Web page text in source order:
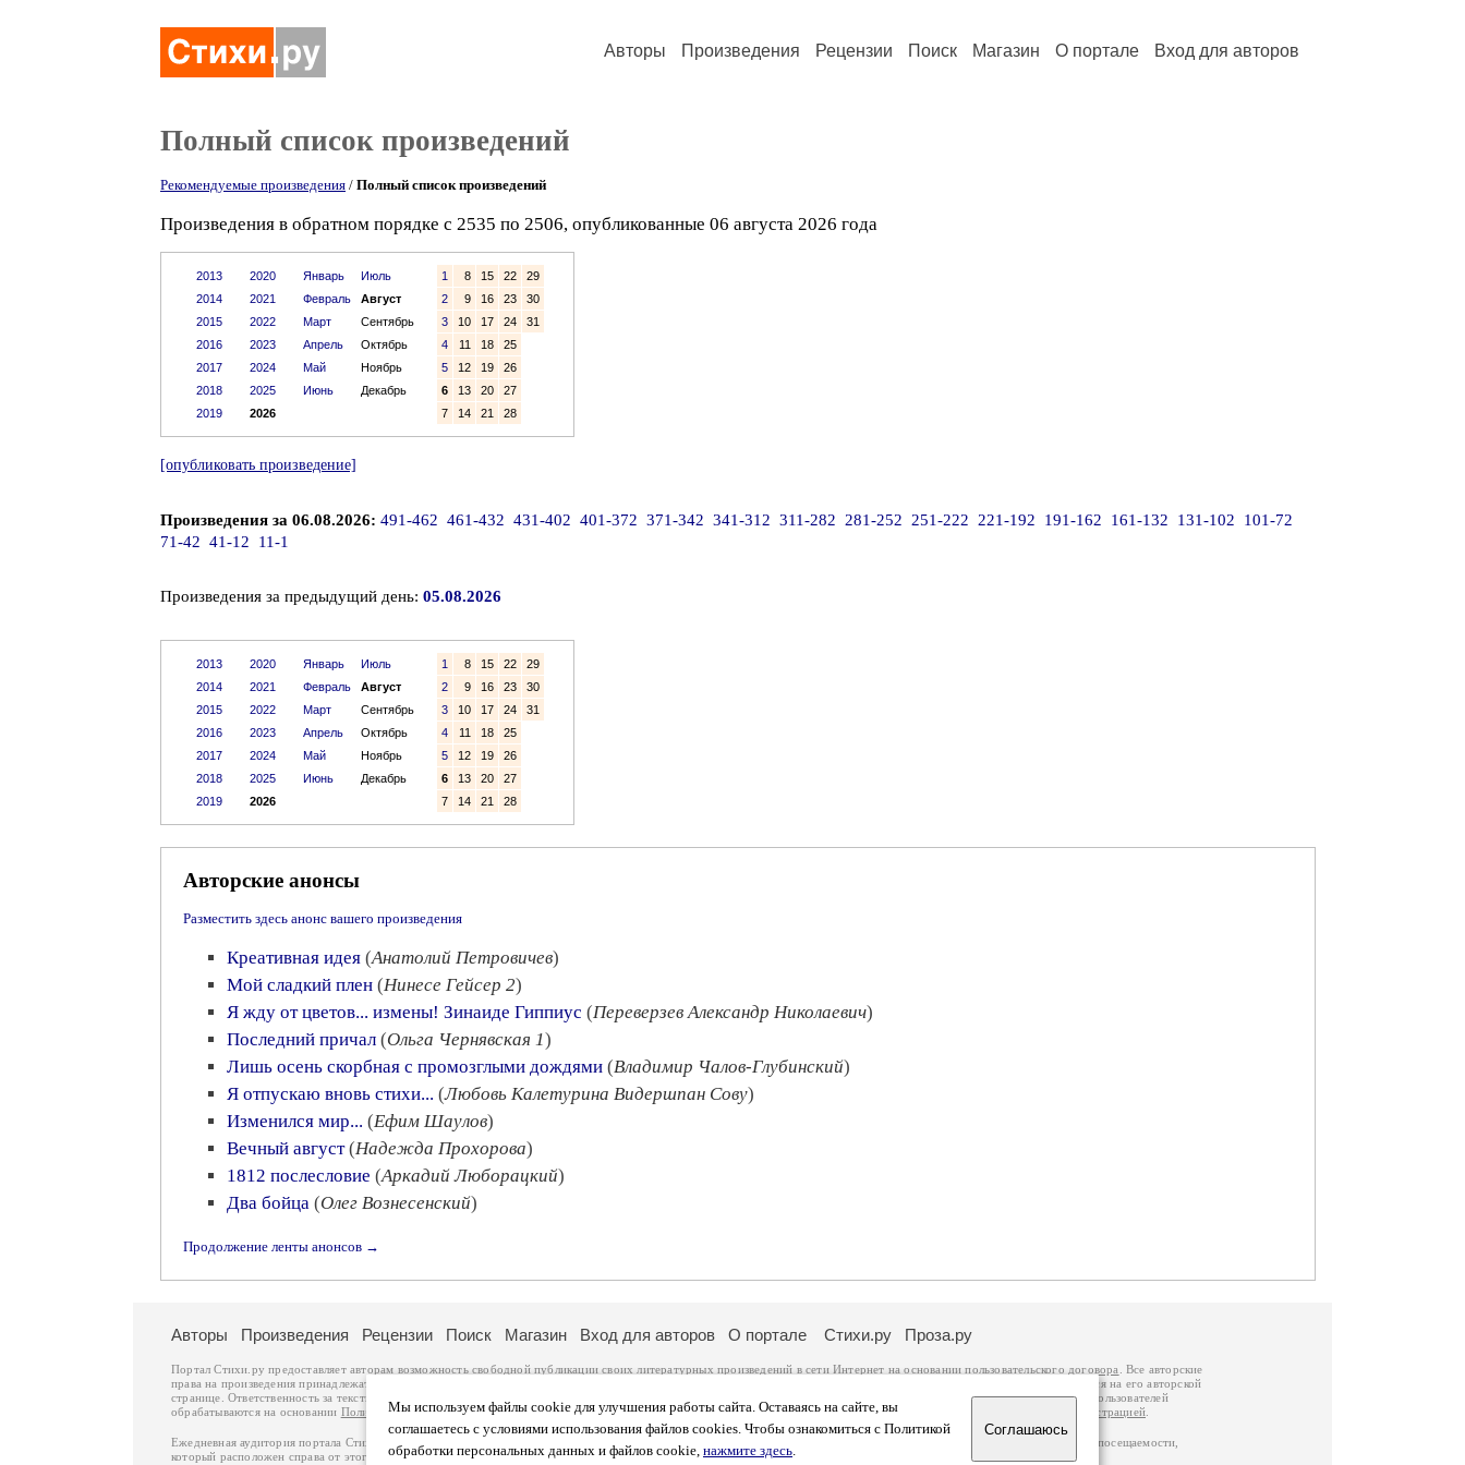
Авторы Произведения Рецензии Поиск Магазин О портале Вход для авторов
Полный список произведений
Рекомендуемые произведения / Полный список произведений
Произведения в обратном порядке с 2535 по 2506, опубликованные 06 августа 2026 года
2013
2014
2015
2016
2017
2018
2019
2020
2021
2022
2023
2024
2025
2026
Январь
Июль
Февраль
Август
Март
Сентябрь
Апрель
Октябрь
Май
Ноябрь
Июнь
Декабрь
1 8 15 22
29
2
9 16 23
30
3
10 17 24
31
4
11 18
25
5
12 19
26
6
13 20
27
7
14 21 28
[опубликовать произведение]
Произведения за 06.08.2026: 491-462 461-432 431-402 401-372 371-342 341-312 311-282 281-252 251-222 221-192 191-162 161-132 131-102
101-72
71-42 41-12 11-1
Произведения за предыдущий день: 05.08.2026
2013
2014
2015
2016
2017
2018
2019
2020
2021
2022
2023
2024
2025
2026
Январь
Июль
Февраль
Август
Март
Сентябрь
Апрель
Октябрь
Май
Ноябрь
Июнь
Декабрь
1 8 15 22
29
2
9 16 23
30
3
10 17 24
31
4
11 18
25
5
12 19
26
6
13 20
27
7
14 21 28
Авторские анонсы
Разместить здесь анонс вашего произведения
Креативная идея (Анатолий Петровичев)
Мой сладкий плен (Нинесе Гейсер 2)
Я жду от цветов... измены! Зинаиде Гиппиус (Переверзев Александр Николаевич)
Последний причал (Ольга Чернявская 1)
Лишь осень скорбная с промозглыми дождями (Владимир Чалов-Глубинский)
Я отпускаю вновь стихи... (Любовь Калетурина Видершпан Сову)
Изменился мир... (Ефим Шаулов)
Вечный август(Надежда Прохорова)
1812 послесловие (Аркадий Люборацкий)
Два бойца (Олег Вознесенский)
Продолжение ленты анонсов →
Мы используем файлы cookie для улучшения работы сайта. Оставаясь на сайте, вы
соглашаетесь с условиями использования файлов cookies. Чтобы ознакомиться с Политикой
обработки персональных данных и файлов cookie, нажмите здесь.
Соглашаюсь
Авторы Произведения Рецензии Поиск Магазин Вход для авторов О портале Стихи.ру Проза.ру
Портал Стихи.ру предоставляет авторам возможность свободной публикации своих литературных произведений в сети Интернет на основаниипользовательского договора
. Все авторские
права на произведения принадлежат авторам и охраняются
. Перепечатка произведений возможна только с согласия его автора, к которому вы можете обратиться на его авторской
странице. Ответственность за тексты произведений авторы несут самостоятельно на основании
законодательства Российской Федерации. Данные пользователей
обрабатываются на основании Политики обработки персональных данных. Вы также можете посмотреть более подробнуюинформацию о портале связаться с администрацией
Ежедневная аудитория портала Стихи.ру – порядка 200 тысяч посетителей, которые в общей сумме просматривают более двух миллионов страниц по данным счетчика посещаемости,
который расположен справа от этого текста. В каждой графе указано по две цифры: количество просмотров и количество посетителей.